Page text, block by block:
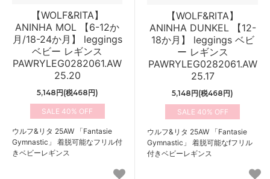
【WOLF&RITA】
ANINHA MOL 【6-12か
月/18-24か月】 leggings
ベビー レギンス
PAWRYLEG0282061.AW
25.20
5,148円(税468円)
40%
ウルフ&リタ 25AW 「Fantasie
Gymnastic」 着脱可能なフリル付
きベビーレギンス
【WOLF&RITA】
ANINHA DUNKEL 【12-
18か月】 leggings ベビ
ー レギンス
PAWRYLEG0282061.AW
25.17
5,148円(税468円)
40%
ウルフ&リタ 25AW 「Fantasie
Gymnastic」 着脱可能なfフリル
付きベビーレギンス